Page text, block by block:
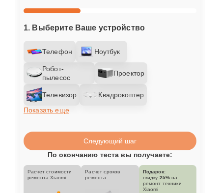
1. Выберите Ваше устройство
Телефон Ноутбук
Робот-
пылесос
Проектор
Телевизор
Квадрокоптер
Показать еще
Следующий шаг
По окончанию теста вы получаете:
Расчет стоимости
ремонта Xiaomi
Расчет сроков
ремонта
Подарок:
скидку 25% на
ремонт техники
Xiaomi